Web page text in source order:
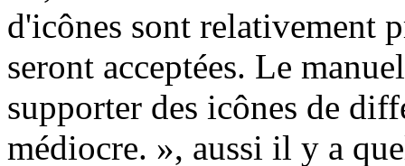
d'icônes sont relativement
seront acceptées. Le
supporter des icônes de
médiocre. », aussi il y a